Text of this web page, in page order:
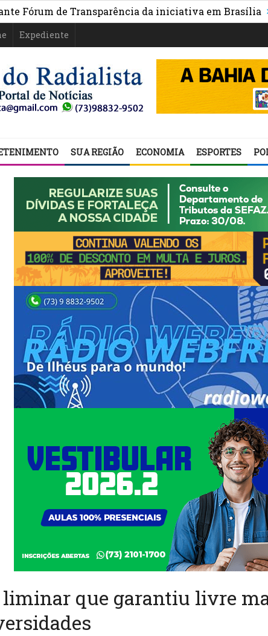
de Transparência da iniciativa em Brasília » Ponte
Expediente
SUA REGIÃO ECONOMIA ESPORTES
liminar que garantiu livre